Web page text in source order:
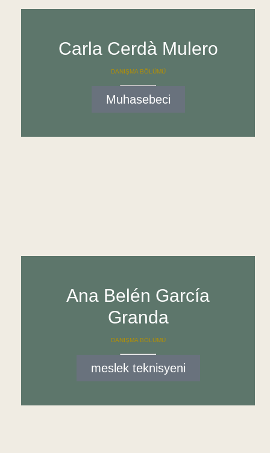
Carla Cerdà Mulero
DANIŞMA BÖLÜMÜ
Muhasebeci
Ana Belén García
Granda
DANIŞMA BÖLÜMÜ
meslek teknisyeni